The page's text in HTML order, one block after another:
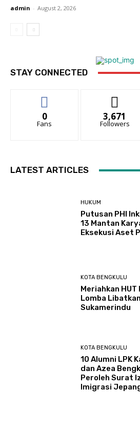
admin - August 2, 2026
STAY CONNECTED
0
Fans
3,671
Followers
LATEST ARTICLES
HUKUM
Putusan PHI
13 Mantan
Eksekusi Aset
KOTA BENGKULU
Meriahkan HUT
Lomba
Sukamerindu
KOTA BENGKULU
‎10 Alumni LPK
dan Azea
Peroleh Surat
Imigrasi